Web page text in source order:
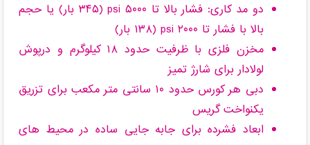
دو مد کاری: فشار بالا تا ۵۰۰۰ psi ‏(۳۴۵ بار) یا حجم
بالا با فشار تا ۲۰۰۰ psi ‏(۱۳۸ بار)
مخزن فلزی با ظرفیت حدود ۱۸ کیلوگرم و درپوش
لولادار برای شارژ تمیز
دبی هر کورس حدود ۱۰ سانتی متر مکعب برای تزریق
یکنواخت گریس
ابعاد فشرده برای جابه جایی ساده در محیط های